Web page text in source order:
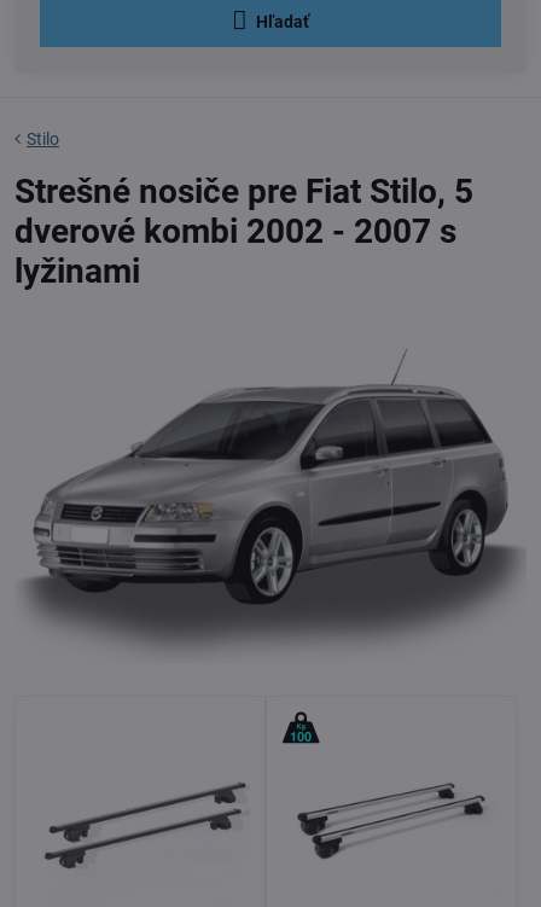
Hľadať
Stilo
Strešné nosiče pre Fiat Stilo, 5
dverové kombi 2002 - 2007 s
lyžinami